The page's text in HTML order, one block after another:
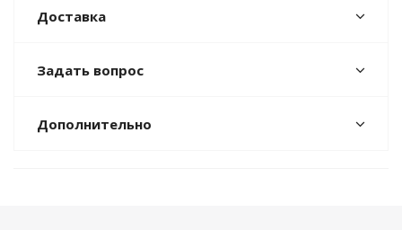
Доставка
Задать вопрос
Дополнительно